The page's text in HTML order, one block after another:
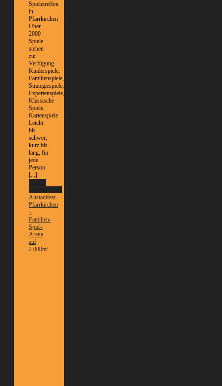
Spieletreffen
in
Pfarrkirchen
Über
2000
Spiele
stehen
zur
Verfügung
Kinderspiele,
Familienspiele,
Strategiespiele,
Expertenspiele,
Klassische
Spiele,
Kartenspiele
Leicht
bis
schwer,
kurz bis
lang, für
jede
Person
[...]
Altstadtfest
Pfarrkirchen
–
Familien-
Spiel-
Arena
auf
2.000m²